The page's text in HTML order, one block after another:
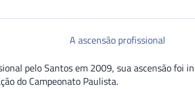
A ascensão profissional
pelo Santos em 2009, sua ascensão foi
do Campeonato Paulista.